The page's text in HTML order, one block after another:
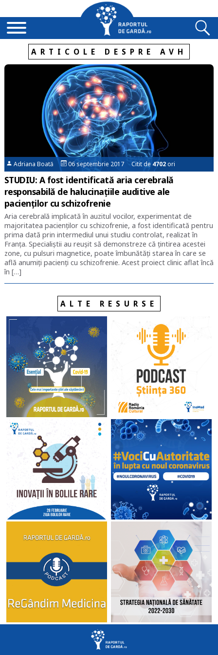
ARTICOLE DESPRE AVH
Adriana Boată 06 septembrie 2017 Citit de 4702ori
STUDIU: A fost identificată aria cerebrală
responsabilă de halucinațiile auditive ale
pacienților cu schizofrenie
Aria cerebrală implicată în auzitul vocilor, experimentat de
majoritatea pacienților cu schizofrenie, a fost identificată pentru
prima dată prin intermediul unui studiu controlat, realizat în
Franța. Specialiștii au reușit să demonstreze că țintirea acestei
zone, cu pulsuri magnetice, poate îmbunătăți starea în care se
află anumiți pacienți cu schizofrenie. Acest proiect clinic aflat încă
în […]
ALTE RESURSE